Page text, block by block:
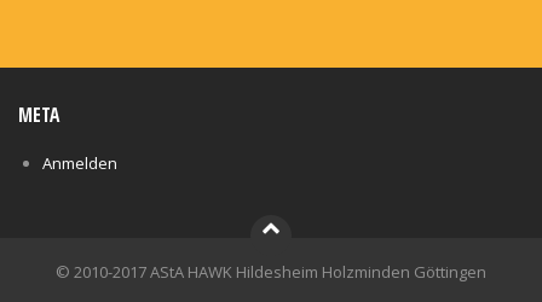
META
Anmelden
© 2010-2017 AStA HAWK Hildesheim Holzminden Göttingen